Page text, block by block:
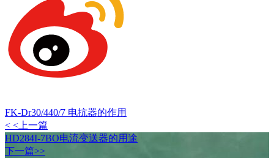
FK-Dr30/440/7 电抗器的作用
< <上一篇
HD284I-7BO电流变送器的用途
下一篇>>